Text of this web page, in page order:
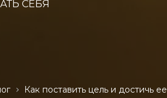
Как поставить цель и достичь ее
СЕБЯ